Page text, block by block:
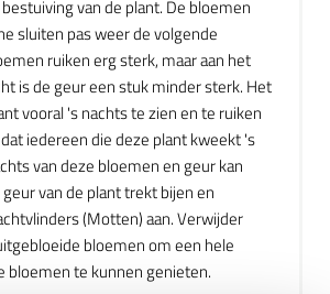
van de plant. De bloemen
sluiten pas weer de volgende
ruiken erg sterk, maar aan het
is de geur een stuk minder sterk. Het
vooral 's nachts te zien en te ruiken
iedereen die deze plant kweekt 's
van deze bloemen en geur kan
van de plant trekt bijen en
(Motten) aan. Verwijder
bloemen om een hele
bloemen te kunnen genieten.